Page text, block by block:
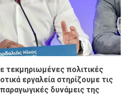
τεκμηριωμένες πολιτικές
εργαλεία στηρίζουμε τις
παραγωγικές δυνάμεις της